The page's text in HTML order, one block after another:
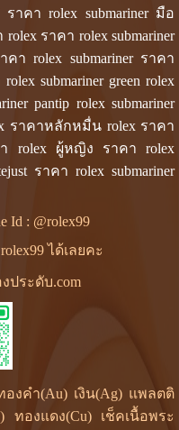
าคา rolex submariner มือ
ราคา rolex submariner
คา rolex submariner ราคา
submariner green rolex
pantip rolex submariner
ราคาหลักหมื่น rolex ราคา
rolex ผู้หญิง ราคา rolex
ราคา rolex submariner
Id : @rolex99
ได้เลยคะ
ประดับ.com
องคำ(Au) เงิน(Ag) แพลตติ
ทองแดง(Cu) เช็คเนื้อพระ